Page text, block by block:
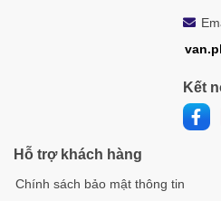
Kết
Hỗ trợ khách hàng
Chính sách bảo mật thông tin